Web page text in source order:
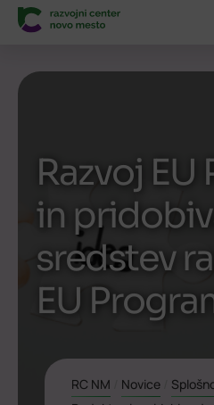
Razvoj
in
sredstev
EU
RC NM Novice